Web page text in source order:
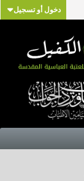
دخول أو تسجيل